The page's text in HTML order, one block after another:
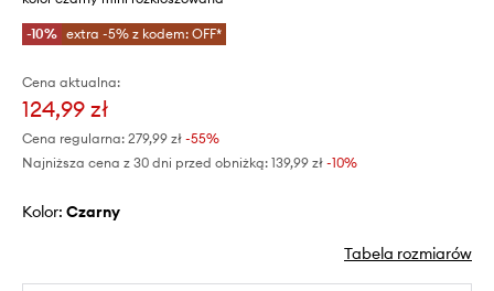
-10% extra -5% z kodem: OFF*
Cena aktualna:
124,99 zł
Cena regularna: 279,99 zł -55%
Najniższa cena z 30 dni przed obniżką: 139,99 zł -10%
Kolor: czarny
Tabela rozmiarów